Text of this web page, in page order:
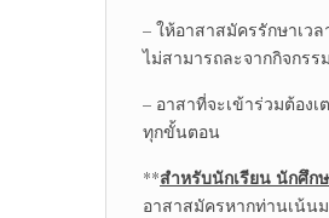
– ให้อาสาสมัครรักษาเว
ไม่สามารถละจากกิจกรร
– อาสาที่จะเข้าร่วมต้อง
ทุกขั้นตอน
**สำหรับนักเรียน นักศึก
อาสาสมัครหากท่านเน้น